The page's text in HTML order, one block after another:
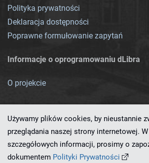
Polityka prywatności
Deklaracja dostępności
Poprawne formułowanie zapytań
Informacje o oprogramowaniu dLibra
O projekcie
Ten serwis działa dzięki oprogramowaniu
Używamy plików cookies, by nieustannie
przeglądania naszej strony internetowej.
szczegółowych informacji, prosimy o
dokumentem Polityki Prywatności